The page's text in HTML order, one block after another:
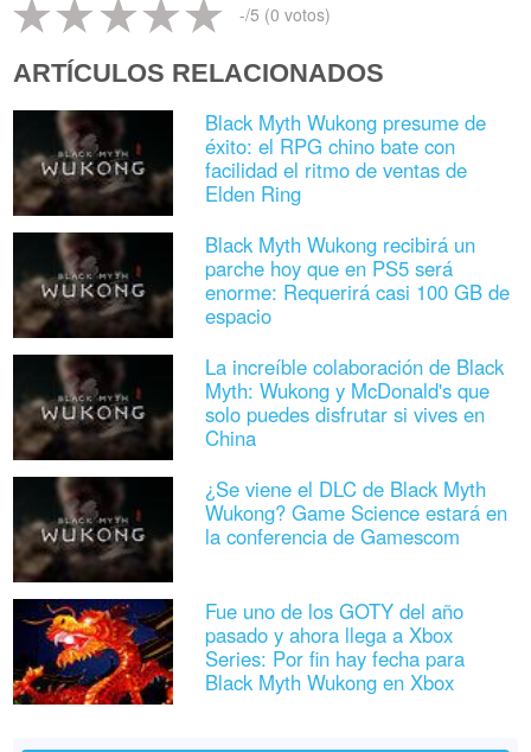
-/5 (0 votos)
ARTÍCULOS RELACIONADOS
Black Myth Wukong presume de
éxito: el RPG chino bate con
facilidad el ritmo de ventas de
Elden Ring
Black Myth Wukong recibirá un
parche hoy que en PS5 será
enorme: Requerirá casi 100 GB de
espacio
La increíble colaboración de Black
Myth: Wukong y McDonald's que
solo puedes disfrutar si vives en
China
¿Se viene el DLC de Black Myth
Wukong? Game Science estará en
la conferencia de Gamescom
Fue uno de los GOTY del año
pasado y ahora llega a Xbox
Series: Por fin hay fecha para
Black Myth Wukong en Xbox